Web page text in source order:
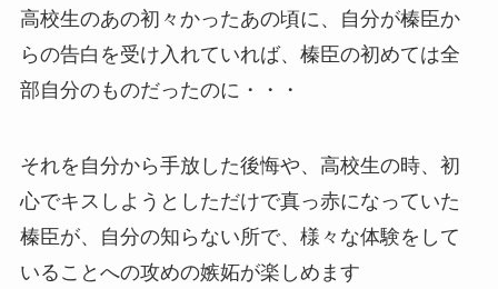
高校生のあの初々かったあの頃に、自分が榛臣か
らの告白を受け入れていれば、榛臣の初めては全
部自分のものだったのに・・・
それを自分から手放した後悔や、高校生の時、初
心でキスしようとしただけで真っ赤になっていた
榛臣が、自分の知らない所で、様々な体験をして
いることへの攻めの嫉妬が楽しめます